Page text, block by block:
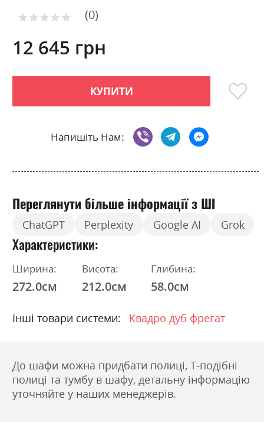
the
of
the
gallery
Рейтинг: 0
12 645 грн
КУПИТИ
Напишіть Нам:
Переглянути більше інформації з ШІ
ChatGPT Perplexity Google AI Grok
Характеристики
Ширина:
272.0см
Висота:
212.0см
Глибина:
58.0см
Інші товари системи: Квадро дуб фрегат
До шафи можна придбати полиці, Т-подібні
полиці та тумбу в шафу, детальну інформацію
уточняйте у наших менеджерів.